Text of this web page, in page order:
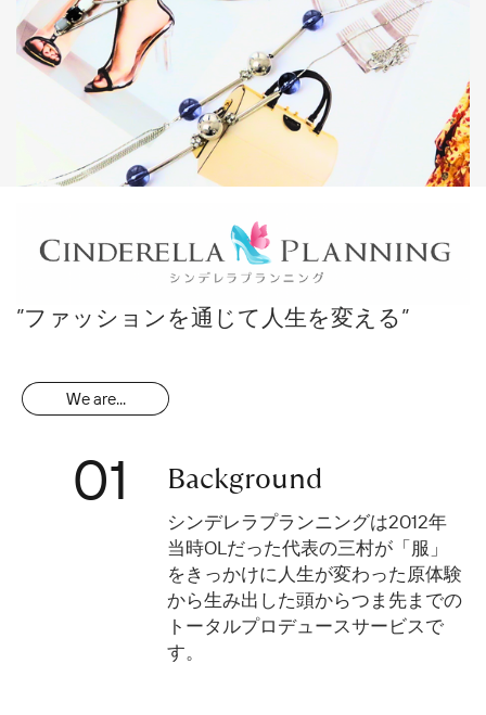
”ファッションを通じて人生を変える”
We are...
01 Background
シンデレラプランニングは2012年
当時OLだった代表の三村が「服」
をきっかけに人生が変わった原体験
から生み出した頭からつま先までの
トータルプロデュースサービスで
す。